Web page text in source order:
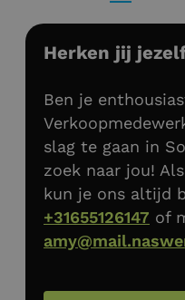
Herken jij
Ben je
slag te gaan in
zoek naar jou!
kun je ons altijd
+31655126147 of